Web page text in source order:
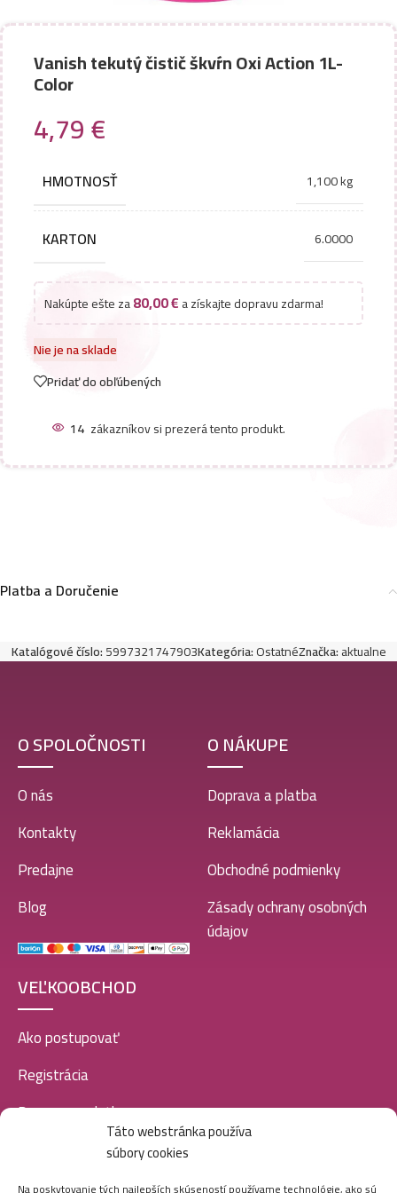
Táto webstránka používa
súbory cookies
Vanish tekutý čistič škvŕn Oxi Action 1L-
Color
4,79€
HMOTNOSŤ 1,100 kg
KARTON 6.0000
Nakúpte ešte za80,00€a získajte dopravu zdarma!
Nie je na sklade
Pridať do obľúbených
14 zákazníkov si prezerá tento produkt.
Platba a Doručenie
Katalógové číslo:5997321747903Kategória:OstatnéZnačka:aktualne
O SPOLOČNOSTI
O nás
Kontakty
Predajne
Blog
O NÁKUPE
Doprava a platba
Reklamácia
Obchodné podmienky
Zásady ochrany osobných
údajov
VEĽKOOBCHOD
Ako postupovať
Registrácia
Doprava a platba
SOCIÁLNE SIETE